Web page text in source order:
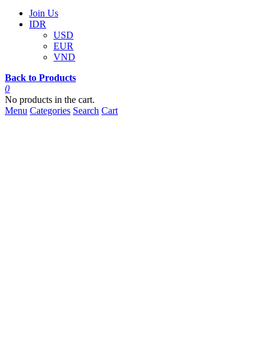
Join Us
IDR
USD
EUR
VND
Back to Products
0
No products in the cart.
Menu Categories Search Cart